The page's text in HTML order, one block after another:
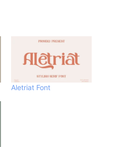
Aletriat Font